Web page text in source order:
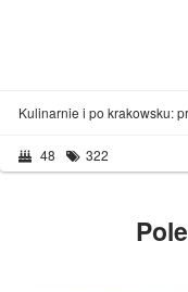
Kulinarnie i po krakowsku:
48 322